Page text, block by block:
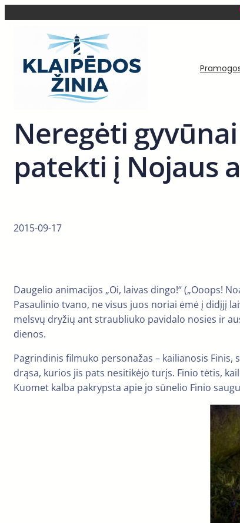
Neregėti
patekti į Nojaus
2015-09-17
Daugelio animacijos „Oi, laivas dingo!“ („Ooops!
Pasaulinio tvano, ne visus juos noriai ėmė į didįjį
melsvų dryžių ant straubliuko pavidalo nosies ir
dienos.
Pagrindinis filmuko personažas – kailianosis
drąsa, kurios jis pats nesitikėjo turįs. Finio tėtis,
Kuomet kalba pakrypsta apie jo sūnelio Finio